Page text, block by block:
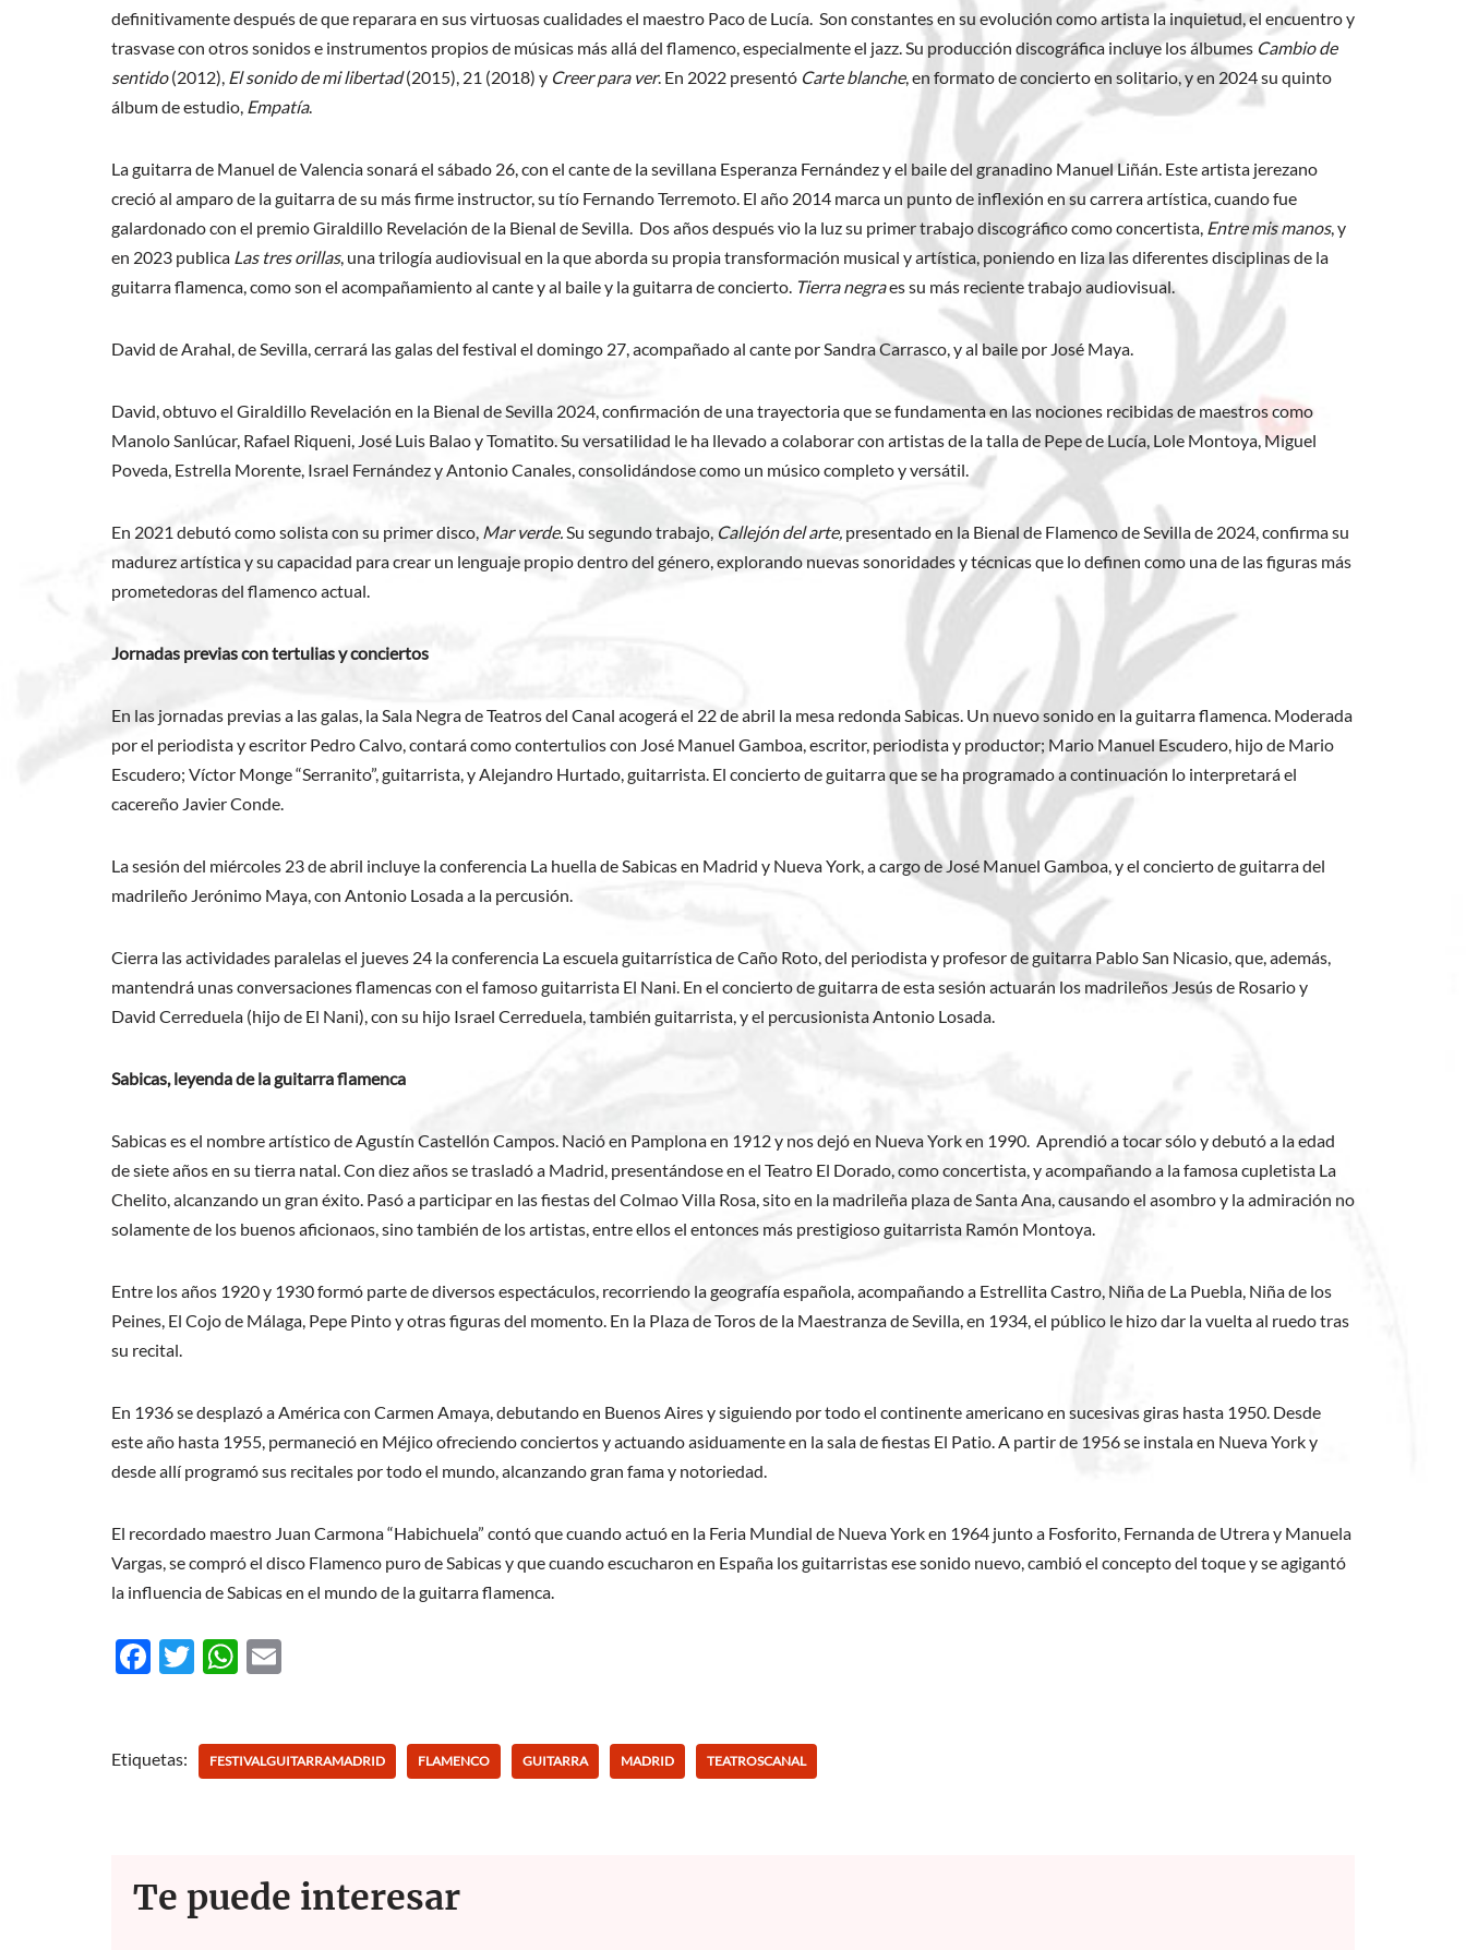
definitivamente después de que reparara en sus virtuosas cualidades el maestro Paco de Lucía. Son constantes en su evolución como artista la inquietud, el encuentro y
trasvase con otros sonidos e instrumentos propios de músicas más allá del flamenco, especialmente el jazz. Su producción discográfica incluye los álbumes Cambio de
sentido(2012), El sonido de mi libertad(2015), 21 (2018) y Creer para ver. En 2022 presentó Carte blanche, en formato de concierto en solitario, y en 2024 su quinto
álbum de estudio, Empatía.
La guitarra de Manuel de Valencia sonará el sábado 26, con el cante de la sevillana Esperanza Fernández y el baile del granadino Manuel Liñán. Este artista jerezano
creció al amparo de la guitarra de su más firme instructor, su tío Fernando Terremoto. El año 2014 marca un punto de inflexión en su carrera artística, cuando fue
galardonado con el premio Giraldillo Revelación de la Bienal de Sevilla. Dos años después vio la luz su primer trabajo discográfico como concertista, Entre mis manos, y
en 2023 publica Las tres orillas, una trilogía audiovisual en la que aborda su propia transformación musical y artística, poniendo en liza las diferentes disciplinas de la
guitarra flamenca, como son el acompañamiento al cante y al baile y la guitarra de concierto. Tierra negraes su más reciente trabajo audiovisual.
David de Arahal, de Sevilla, cerrará las galas del festival el domingo 27, acompañado al cante por Sandra Carrasco, y al baile por José Maya.
David, obtuvo el Giraldillo Revelación en la Bienal de Sevilla 2024, confirmación de una trayectoria que se fundamenta en las nociones recibidas de maestros como
Manolo Sanlúcar, Rafael Riqueni, José Luis Balao y Tomatito. Su versatilidad le ha llevado a colaborar con artistas de la talla de Pepe de Lucía, Lole Montoya, Miguel
Poveda, Estrella Morente, Israel Fernández y Antonio Canales, consolidándose como un músico completo y versátil.
En 2021 debutó como solista con su primer disco, Mar verde.Su segundo trabajo, Callejón del arte, presentado en la Bienal de Flamenco de Sevilla de 2024, confirma su
madurez artística y su capacidad para crear un lenguaje propio dentro del género, explorando nuevas sonoridades y técnicas que lo definen como una de las figuras más
prometedoras del flamenco actual.
Jornadas previas con tertulias y conciertos
En las jornadas previas a las galas, la Sala Negra de Teatros del Canal acogerá el 22 de abril la mesa redonda Sabicas. Un nuevo sonido en la guitarra flamenca. Moderada
por el periodista y escritor Pedro Calvo, contará como contertulios con José Manuel Gamboa, escritor, periodista y productor; Mario Manuel Escudero, hijo de Mario
Escudero; Víctor Monge “Serranito”, guitarrista, y Alejandro Hurtado, guitarrista. El concierto de guitarra que se ha programado a continuación lo interpretará el
cacereño Javier Conde.
La sesión del miércoles 23 de abril incluye la conferencia La huella de Sabicas en Madrid y Nueva York, a cargo de José Manuel Gamboa, y el concierto de guitarra del
madrileño Jerónimo Maya, con Antonio Losada a la percusión.
Cierra las actividades paralelas el jueves 24 la conferencia La escuela guitarrística de Caño Roto, del periodista y profesor de guitarra Pablo San Nicasio, que, además,
mantendrá unas conversaciones flamencas con el famoso guitarrista El Nani. En el concierto de guitarra de esta sesión actuarán los madrileños Jesús de Rosario y
David Cerreduela (hijo de El Nani), con su hijo Israel Cerreduela, también guitarrista, y el percusionista Antonio Losada.
Sabicas, leyenda de la guitarra flamenca
Sabicas es el nombre artístico de Agustín Castellón Campos. Nació en Pamplona en 1912 y nos dejó en Nueva York en 1990. Aprendió a tocar sólo y debutó a la edad
de siete años en su tierra natal. Con diez años se trasladó a Madrid, presentándose en el Teatro El Dorado, como concertista, y acompañando a la famosa cupletista La
Chelito, alcanzando un gran éxito. Pasó a participar en las fiestas del Colmao Villa Rosa, sito en la madrileña plaza de Santa Ana, causando el asombro y la admiración no
solamente de los buenos aficionaos, sino también de los artistas, entre ellos el entonces más prestigioso guitarrista Ramón Montoya.
Entre los años 1920 y 1930 formó parte de diversos espectáculos, recorriendo la geografía española, acompañando a Estrellita Castro, Niña de La Puebla, Niña de los
Peines, El Cojo de Málaga, Pepe Pinto y otras figuras del momento. En la Plaza de Toros de la Maestranza de Sevilla, en 1934, el público le hizo dar la vuelta al ruedo tras
su recital.
En 1936 se desplazó a América con Carmen Amaya, debutando en Buenos Aires y siguiendo por todo el continente americano en sucesivas giras hasta 1950. Desde
este año hasta 1955, permaneció en Méjico ofreciendo conciertos y actuando asiduamente en la sala de fiestas El Patio. A partir de 1956 se instala en Nueva York y
desde allí programó sus recitales por todo el mundo, alcanzando gran fama y notoriedad.
El recordado maestro Juan Carmona “Habichuela” contó que cuando actuó en la Feria Mundial de Nueva York en 1964 junto a Fosforito, Fernanda de Utrera y Manuela
Vargas, se compró el disco Flamenco puro de Sabicas y que cuando escucharon en España los guitarristas ese sonido nuevo, cambió el concepto del toque y se agigantó
la influencia de Sabicas en el mundo de la guitarra flamenca.
F
b
T
er
W
s
Etiquetas: FESTIVALGUITARRAMADRID FLAMENCO GUITARRA MADRID TEATROSCANAL
Te puede interesar